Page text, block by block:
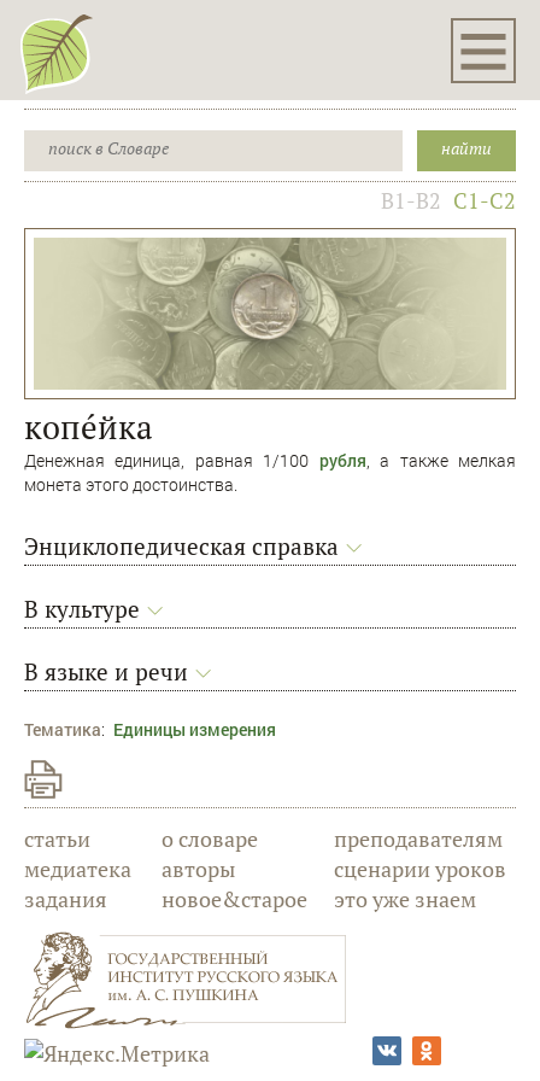
B1-B2 C1-C2
копéйка
Денежная единица, равная 1/100 рубля, а также мелкая
монета этого достоинства.
Энциклопедическая справка
В культуре
В языке и речи
Тематика: Единицы измерения
статьи
медиатека
задания
о словаре
авторы
новое&старое
преподавателям
сценарии уроков
это уже знаем